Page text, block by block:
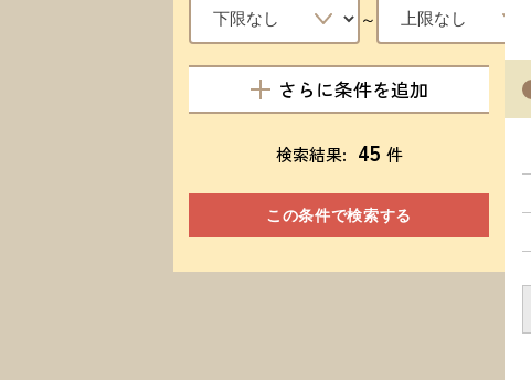
～
さらに条件を追加
検索結果: 45 件